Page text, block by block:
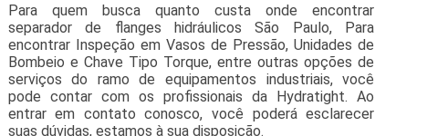
Para quem busca quanto custa onde encontrar
separador de flanges hidráulicos São Paulo, Para
encontrar Inspeção em Vasos de Pressão, Unidades de
Bombeio e Chave Tipo Torque, entre outras opções de
serviços do ramo de equipamentos industriais, você
pode contar com os profissionais da Hydratight. Ao
entrar em contato conosco, você poderá esclarecer
suas dúvidas, estamos à sua disposição.